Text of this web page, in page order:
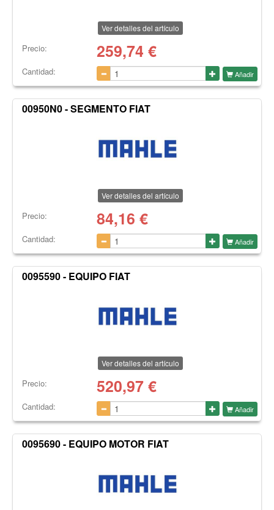
Ver detalles del artículo
Precio: 259,74 €
Cantidad: Añadir
00950N0 - SEGMENTO FIAT
Ver detalles del artículo
Precio: 84,16 €
Cantidad: Añadir
0095590 - EQUIPO FIAT
Ver detalles del artículo
Precio: 520,97€
Cantidad: Añadir
0095690 - EQUIPO MOTOR FIAT